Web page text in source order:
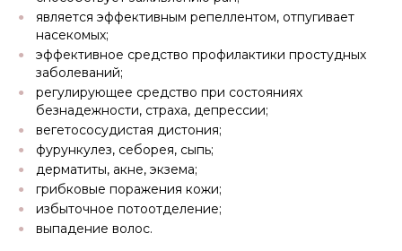
является эффективным репеллентом, отпугивает
насекомых;
эффективное средство профилактики простудных
заболеваний;
регулирующее средство при состояниях
безнадежности, страха, депрессии;
вегетососудистая дистония;
фурункулез, себорея, сыпь;
дерматиты, акне, экзема;
грибковые поражения кожи;
избыточное потоотделение;
выпадение волос.